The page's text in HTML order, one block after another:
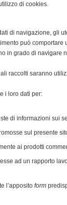
di cookies.
di navigazione, gli
può comportare
in grado di navigare
raccolti saranno
i loro dati per:
di informazioni sui
sul presente
ai prodotti
ad un rapporto
l’apposito form